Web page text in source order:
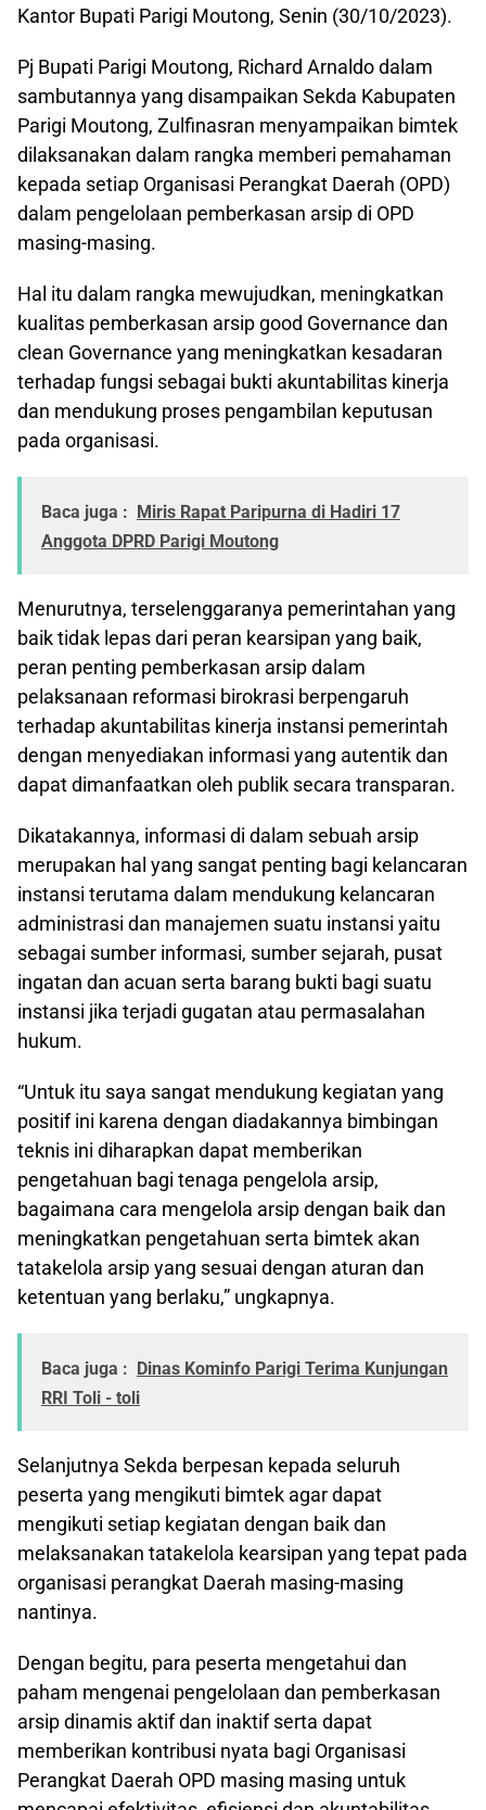
Kantor Bupati Parigi Moutong, Senin (30/10/2023).
Pj Bupati Parigi Moutong, Richard Arnaldo dalam
sambutannya yang disampaikan Sekda Kabupaten
Parigi Moutong, Zulfinasran menyampaikan bimtek
dilaksanakan dalam rangka memberi pemahaman
kepada setiap Organisasi Perangkat Daerah (OPD)
dalam pengelolaan pemberkasan arsip di OPD
masing-masing.
Hal itu dalam rangka mewujudkan, meningkatkan
kualitas pemberkasan arsip good Governance dan
clean Governance yang meningkatkan kesadaran
terhadap fungsi sebagai bukti akuntabilitas kinerja
dan mendukung proses pengambilan keputusan
pada organisasi.
Baca juga :
Miris Rapat Paripurna di Hadiri 17
Anggota DPRD Parigi Moutong
Menurutnya, terselenggaranya pemerintahan yang
baik tidak lepas dari peran kearsipan yang baik,
peran penting pemberkasan arsip dalam
pelaksanaan reformasi birokrasi berpengaruh
terhadap akuntabilitas kinerja instansi pemerintah
dengan menyediakan informasi yang autentik dan
dapat dimanfaatkan oleh publik secara transparan.
Dikatakannya, informasi di dalam sebuah arsip
merupakan hal yang sangat penting bagi kelancaran
instansi terutama dalam mendukung kelancaran
administrasi dan manajemen suatu instansi yaitu
sebagai sumber informasi, sumber sejarah, pusat
ingatan dan acuan serta barang bukti bagi suatu
instansi jika terjadi gugatan atau permasalahan
hukum.
“Untuk itu saya sangat mendukung kegiatan yang
positif ini karena dengan diadakannya bimbingan
teknis ini diharapkan dapat memberikan
pengetahuan bagi tenaga pengelola arsip,
bagaimana cara mengelola arsip dengan baik dan
meningkatkan pengetahuan serta bimtek akan
tatakelola arsip yang sesuai dengan aturan dan
ketentuan yang berlaku,” ungkapnya.
Baca juga :
Dinas Kominfo Parigi Terima Kunjungan
RRI Toli - toli
Selanjutnya Sekda berpesan kepada seluruh
peserta yang mengikuti bimtek agar dapat
mengikuti setiap kegiatan dengan baik dan
melaksanakan tatakelola kearsipan yang tepat pada
organisasi perangkat Daerah masing-masing
nantinya.
Dengan begitu, para peserta mengetahui dan
paham mengenai pengelolaan dan pemberkasan
arsip dinamis aktif dan inaktif serta dapat
memberikan kontribusi nyata bagi Organisasi
Perangkat Daerah OPD masing masing untuk